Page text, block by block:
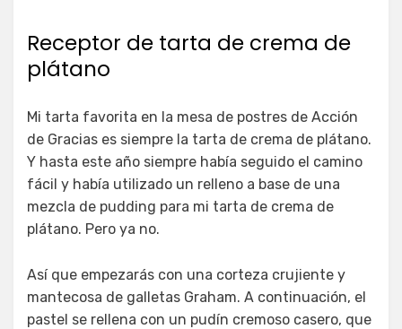
Receptor de tarta de crema de
plátano
Mi tarta favorita en la mesa de postres de Acción
de Gracias es siempre la tarta de crema de plátano.
Y hasta este año siempre había seguido el camino
fácil y había utilizado un relleno a base de una
mezcla de pudding para mi tarta de crema de
plátano. Pero ya no.
Así que empezarás con una corteza crujiente y
mantecosa de galletas Graham. A continuación, el
pastel se rellena con un pudín cremoso casero, que